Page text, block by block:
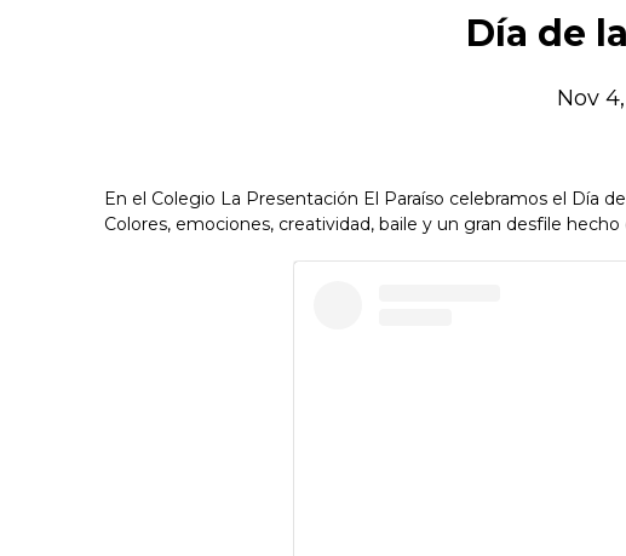
Día de
Nov
En el Colegio La Presentación El Paraíso celebramos el Día
Colores, emociones, creatividad, baile y un gran desfile